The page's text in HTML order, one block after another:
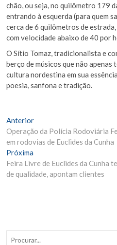
chão, ou seja, no quilômetro 179
entrando à esquerda (para quem
cerca de 6 quilômetros de
com velocidade abaixo de 40 por
O Sítio Tomaz, tradicionalista e
berço de músicos que não apenas
cultura nordestina em sua
poesia, sanfona e tradição.
Navegação
de
Post
AnteriorMatéria
Anterior:
Operação da Polícia Rodoviária
em rodovias de Euclides da Cunha
Próxima
Materia:
Feira Livre de Euclides da Cunha
de qualidade, apontam clientes